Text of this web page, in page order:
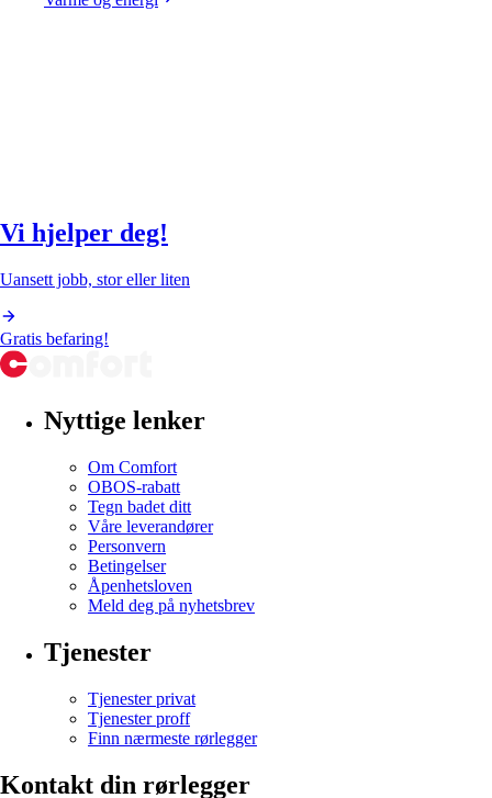
Vi hjelper deg!
Uansett jobb, stor eller liten
Gratis befaring!
Nyttige lenker
Om Comfort
OBOS-rabatt
Tegn badet ditt
Våre leverandører
Personvern
Betingelser
Åpenhetsloven
Meld deg på nyhetsbrev
Tjenester
Tjenester privat
Tjenester proff
Finn nærmeste rørlegger
Kontakt din rørlegger